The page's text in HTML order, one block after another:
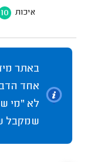
איכות 10
באתר
אחד
לא "מי
שמקבל